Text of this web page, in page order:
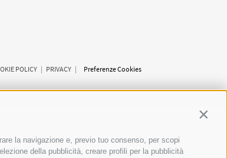
la navigazione e, previo tuo consenso, per scopi
della pubblicità, creare profili per la pubblicità
POLICY | PRIVACY | Preferenze Cookies